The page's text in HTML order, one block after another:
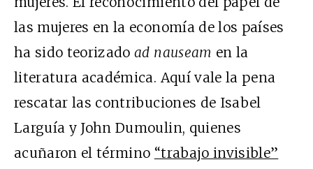
las mujeres en la economía de los países
ha sido teorizadoad nauseam en la
literatura académica. Aquí vale la pena
rescatar las contribuciones de Isabel
Larguía y John Dumoulin, quienes
acuñaron el término “trabajo invisible”